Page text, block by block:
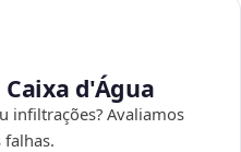
Caixa d'Água
infiltrações? Avaliamos